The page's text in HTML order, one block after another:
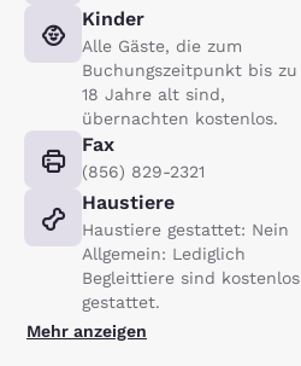
Kinder
Alle Gäste, die zum
Buchungszeitpunkt bis zu
18 Jahre alt sind,
übernachten kostenlos.
Fax
(856) 829-2321
Haustiere
Haustiere gestattet: Nein
Allgemein: Lediglich
Begleittiere sind kostenlos
gestattet.
Mehr anzeigen